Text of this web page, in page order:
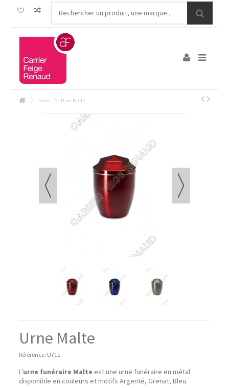
Urnes Urne Malte
Urne Malte
Référence: U711
L'urne funéraire Malte est une urne funéraire en métal
disponible en couleurs et motifs Argenté, Grenat, Bleu.